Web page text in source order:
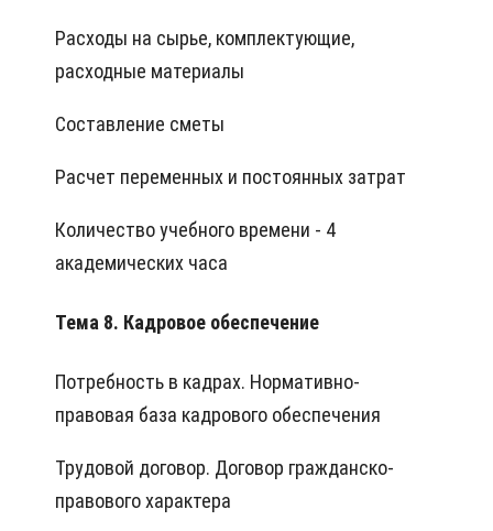
Расходы на сырье, комплектующие,
расходные материалы
Составление сметы
Расчет переменных и постоянных затрат
Количество учебного времени - 4
академических часа
Тема 8. Кадровое обеспечение
Потребность в кадрах. Нормативно-
правовая база кадрового обеспечения
Трудовой договор. Договор гражданско-
правового характера